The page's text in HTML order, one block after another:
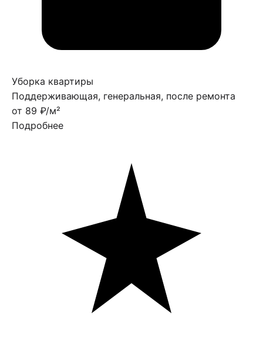
Уборка квартиры
Поддерживающая, генеральная, после ремонта
от 89 ₽/м²
Подробнее